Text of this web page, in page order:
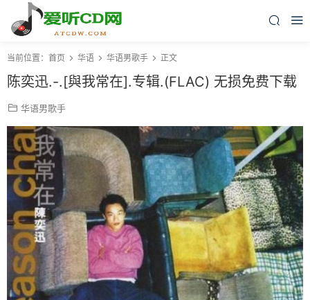
当前位置： 首页 华语 华语男歌手 正文
陈奕迅.-.[與我常在].专辑.(FLAC) 无损免费下载
华语男歌手